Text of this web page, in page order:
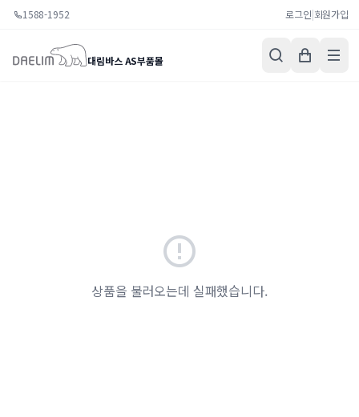
1588-1952 로그인|회원가입
대림바스 AS부품몰
상품을 불러오는데 실패했습니다.